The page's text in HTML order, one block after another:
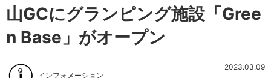
山GCにグランピング施設「Gree
n Base」がオープン
インフォメーション
2023.03.09